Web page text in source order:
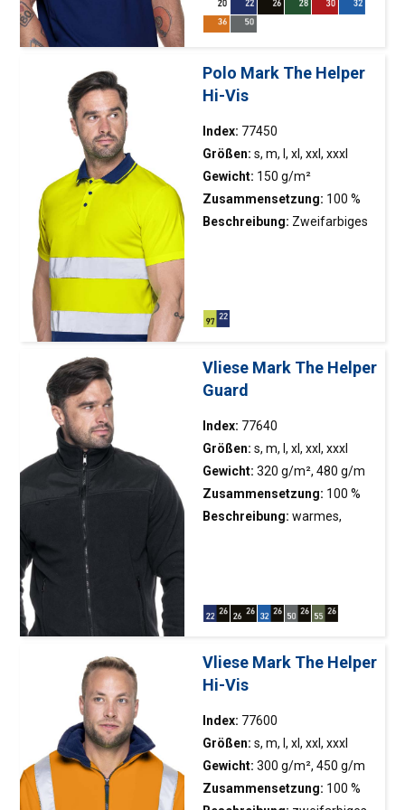
flacher Kragen; Kragen und
Schulterband; Doppelnähte;
das T-Shirt behält seine Form
und Optik
Polo Mark The Helper
Hi-Vis
Index: 77450
Größen: s, m, l, xl, xxl, xxxl
Gewicht: 150 g/m²
Zusammensetzung: 100 %
Polyester
Beschreibung: Zweifarbiges
schnell trocknendes und
Unterseite des T-Shirts in
Kontrastfarbe; flacher Kragen;
Doppelnähte; konform mit EN
ISO 20471: 2013 Klasse 2
Vliese Mark The Helper
Guard
Index: 77640
Größen: s, m, l, xl, xxl, xxxl
Gewicht: 320 g/m², 480 g/m
Zusammensetzung: 100 %
Polyester
Beschreibung: warmes,
Anti-Pilling und
Ausrüstung; Haupt- und
Taschenreißverschlüsse aus
das in die Unterseite des
Sweatshirts und der Ärmel
eingenäht ist
Vliese Mark The Helper
Hi-Vis
Index: 77600
Größen: s, m, l, xl, xxl, xxxl
Gewicht: 300 g/m², 450 g/m
Zusammensetzung: 100 %